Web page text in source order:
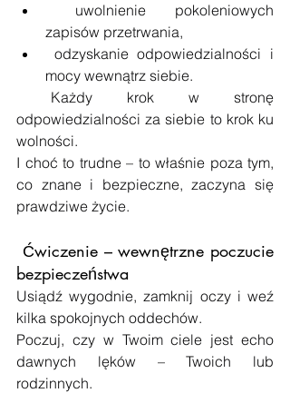
uwolnienie pokoleniowych
zapisów przetrwania,
odzyskanie odpowiedzialności i
mocy wewnątrz siebie.
Każdy krok w stronę
odpowiedzialności za siebie to krok ku
wolności.
I choć to trudne – to właśnie poza tym,
co znane i bezpieczne, zaczyna się
prawdziwe życie.
Ćwiczenie – wewnętrzne poczucie
bezpieczeństwa
Usiądź wygodnie, zamknij oczy i weź
kilka spokojnych oddechów.
Poczuj, czy w Twoim ciele jest echo
dawnych lęków – Twoich lub
rodzinnych.